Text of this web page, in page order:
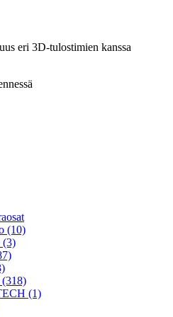
eri 3D-tulostimien kanssa
(10)
(3)
(1)